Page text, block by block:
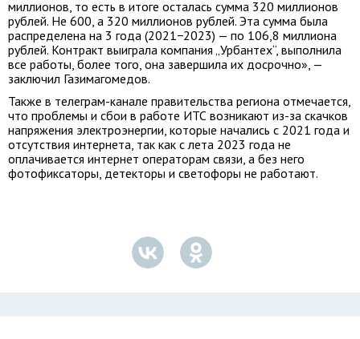
миллионов, то есть в итоге осталась сумма 320 миллионов
рублей. Не 600, а 320 миллионов рублей. Эта сумма была
распределена на 3 года (2021−2023) — по 106,8 миллиона
рублей. Контракт выиграла компания „Урбантех“, выполнила
все работы, более того, она завершила их досрочно», —
заключил Газимагомедов.
Также в телеграм-канале правительства региона отмечается,
что проблемы и сбои в работе ИТС возникают из-за скачков
напряжения электроэнергии, которые начались с 2021 года и
отсутствия интернета, так как с лета 2023 года не
оплачивается интернет операторам связи, а без него
фотофиксаторы, детекторы и светофоры не работают.